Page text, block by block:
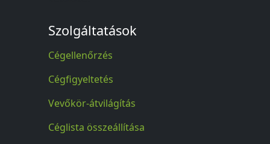
Szolgáltatások
Cégellenőrzés
Cégfigyeltetés
Vevőkör-átvilágítás
Céglista összeállítása